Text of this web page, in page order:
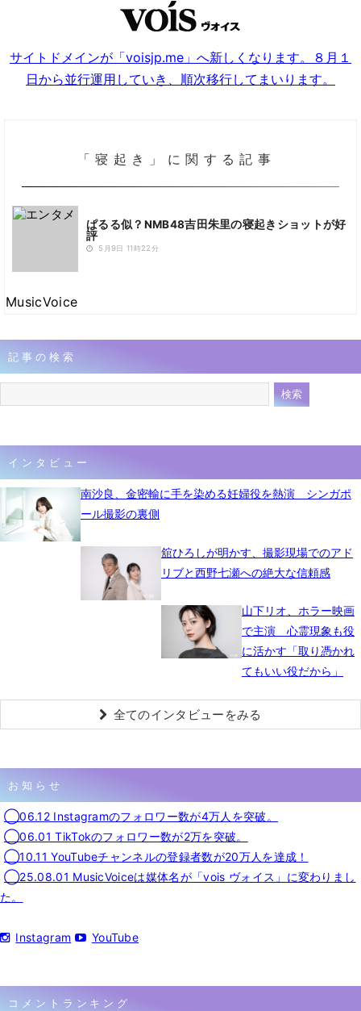
サイトドメインが「voisjp.me」へ新しくなります。８月１
日から並行運用していき、順次移行してまいります。
「寝起き」に関する記事
ぱるる似？NMB48吉田朱里の寝起きショットが好
評
5月9日 11時22分
MusicVoice
記事の検索
インタビュー
南沙良、金密輸に手を染める妊婦役を熱演 シンガポ
ール撮影の裏側
舘ひろしが明かす、撮影現場でのアド
リブと西野七瀬への絶大な信頼感
山下リオ、ホラー映画
で主演 心霊現象も役
に活かす「取り憑かれ
てもいい役だから」
全てのインタビューをみる
お知らせ
◯06.12 Instagramのフォロワー数が4万人を突破。
◯06.01 TikTokのフォロワー数が2万を突破。
◯10.11 YouTubeチャンネルの登録者数が20万人を達成！
◯25.08.01 MusicVoiceは媒体名が「vois ヴォイス」に変わりまし
た。
Instagram YouTube
コメントランキング